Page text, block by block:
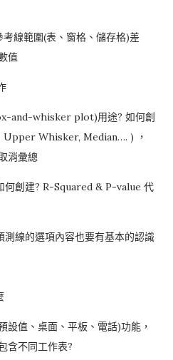
考線範圍(表、窗格、儲存格)差
值
and-whisker plot)用途?如何創
Upper Whisker, Median…. ) ，
消彙總
何創建? R-Squared & P-value代
測線的選項內容也要有基本的認識
設值、桌面、平板、電話)功能，
含不同工作表?